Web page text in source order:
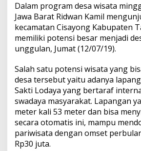
Dalam program desa wisata
Jawa Barat Ridwan Kamil
kecamatan Cisayong Kabupaten
memiliki potensi besar menjadi
unggulan, Jumat (12/07/19).
Salah satu potensi wisata yang
desa tersebut yaitu adanya
Sakti Lodaya yang bertaraf
swadaya masyarakat. Lapangan
meter kali 53 meter dan bisa
secara otomatis ini, mampu
pariwisata dengan omset
Rp30 juta.